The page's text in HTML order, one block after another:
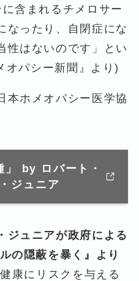
含まれるチメロサー
なったり、自閉症にな
性はないのです」とい
パシー新聞』より)
本ホメオパシー医学協
」 by ロバート・
ジュニア
ジュニアが政府による
の隠蔽を暴く』より
康にリスクを与える